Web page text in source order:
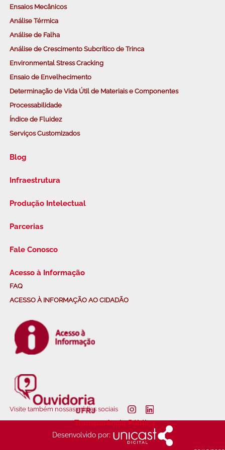
Ensaios Mecânicos
Análise Térmica
Análise de Falha
Análise de Crescimento Subcrítico de Trinca
Environmental Stress Cracking
Ensaio de Envelhecimento
Determinação de Vida Útil de Materiais e Componentes
Processabilidade
Índice de Fluidez
Serviços Customizados
Blog
Infraestrutura
Produção Intelectual
Parcerias
Fale Conosco
Acesso à Informação
FAQ
ACESSO À INFORMAÇÃO AO CIDADÃO
Visite também nossas mídias sociais
Transparência Pública
Desenvolvido por: